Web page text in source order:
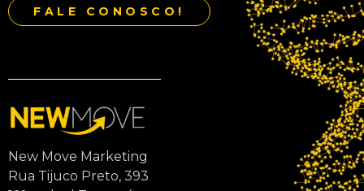
FALE CONOSCO!
New Move Marketing
Rua Tijuco Preto, 393